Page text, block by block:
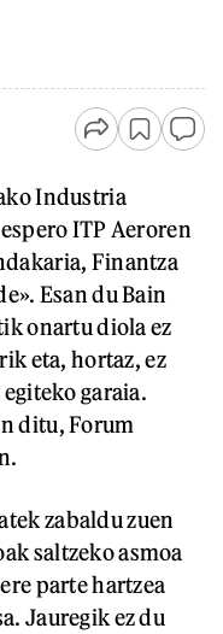
Industria
ITP Aeroren
Finantza
Esan du Bain
onartu diola ez
eta, hortaz, ez
garaia.
ditu, Forum
zabaldu zuen
saltzeko asmoa
parte hartzea
Jauregik ez du